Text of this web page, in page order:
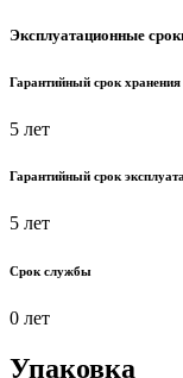
Эксплуатационные
Гарантийный срок хранения
5 лет
Гарантийный срок
5 лет
Срок службы
0 лет
Упаковка